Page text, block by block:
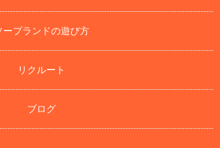
ープランドの遊び方
リクルート
ブログ